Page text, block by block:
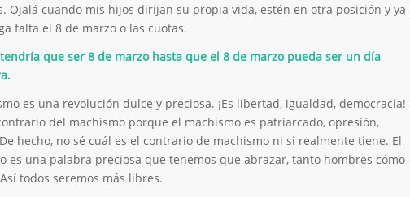
Ojalá cuando mis hijos dirijan su propia vida, estén en otra posición y ya
falta el 8 de marzo o las cuotas.
que ser 8 de marzo hasta que el 8 de marzo pueda ser un día
es una revolución dulce y preciosa. ¡Es libertad, igualdad, democracia!
del machismo porque el machismo es patriarcado, opresión,
hecho, no sé cuál es el contrario de machismo ni si realmente tiene. El
es una palabra preciosa que tenemos que abrazar, tanto hombres cómo
todos seremos más libres.